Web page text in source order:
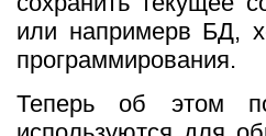
или напримерв БД,
программирования.
Теперь об этом